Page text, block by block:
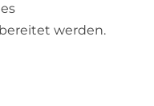
werden.